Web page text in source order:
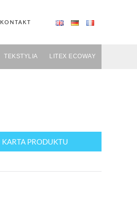
KONTAKT
TEKSTYLIA LITEX ECOWAY
KARTA PRODUKTU